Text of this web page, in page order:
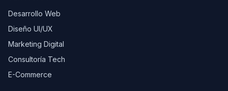
Desarrollo Web
Diseño UI/UX
Marketing Digital
Consultoría Tech
E-Commerce